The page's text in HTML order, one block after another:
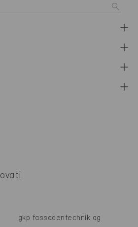
gkp fassadentechnik ag